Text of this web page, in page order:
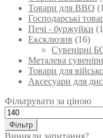
Товари для BBQ
Господарські
Печі - буржуйки
Ексклюзив (16)
Металева
Товари для
Аксесуари для
Фільтрувати за ціною
Мінімальна
ціна
Фільтр
Виникли запитання?